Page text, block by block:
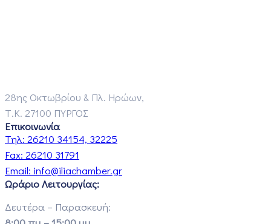
28ης Οκτωβρίου & Πλ. Ηρώων,
Τ.Κ. 27100 ΠΥΡΓΟΣ
Επικοινωνία
Τηλ: 26210 34154, 32225
Fax: 26210 31791
Email: info@iliachamber.gr
Ωράριο Λειτουργίας:
Δευτέρα – Παρασκευή: